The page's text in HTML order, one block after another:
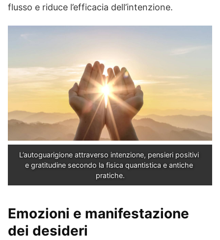
flusso e riduce l’efficacia dell’intenzione.
L’autoguarigione attraverso intenzione, pensieri positivi
e gratitudine secondo la fisica quantistica e antiche
pratiche.
Emozioni e manifestazione
dei desideri